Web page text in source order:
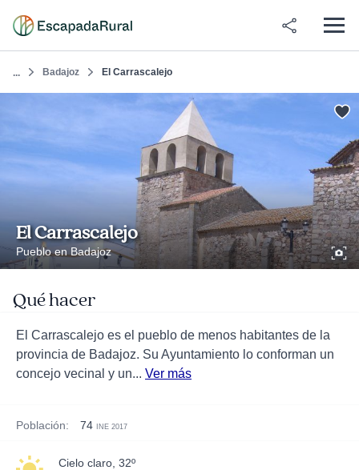
... Badajoz El Carrascalejo
El Carrascalejo
Pueblo en Badajoz
Qué hacer
El Carrascalejo es el pueblo de menos habitantes de la
provincia de Badajoz. Su Ayuntamiento lo conforman un
concejo vecinal y un... Ver más
Población: 74 INE 2017
cielo claro, 32º